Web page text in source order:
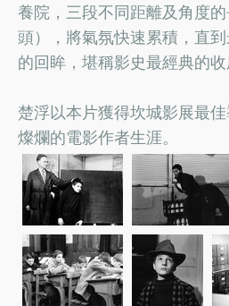
養院，三段不同距離及角度
頭），將氣氛快速累積，直
的回眸，堪稱影史最經典的收
楚浮以本片獲得坎城影展最
燦爛的電影作者生涯。